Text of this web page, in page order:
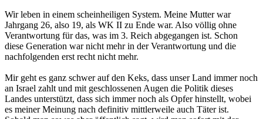
Wir leben in einem scheinheiligen System. Meine Mutter war
Jahrgang 26, also 19, als WK II zu Ende war. Also völlig ohne
Verantwortung für das, was im 3. Reich abgegangen ist. Schon
diese Generation war nicht mehr in der Verantwortung und die
nachfolgenden erst recht nicht mehr.
Mir geht es ganz schwer auf den Keks, dass unser Land immer noch
an Israel zahlt und mit geschlossenen Augen die Politik dieses
Landes unterstützt, dass sich immer noch als Opfer hinstellt, wobei
es meiner Meinung nach definitiv mittlerweile auch Täter ist.